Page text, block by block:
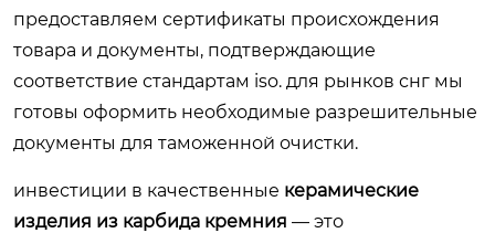
предоставляем сертификаты происхождения
товара и документы, подтверждающие
соответствие стандартам iso. для рынков снг мы
готовы оформить необходимые разрешительные
документы для таможенной очистки.
инвестиции в качественные керамические
изделия из карбида кремния — это